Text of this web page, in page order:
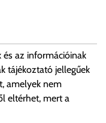
és az információinak
tájékoztató jellegűek
amelyek nem
eltérhet, mert a